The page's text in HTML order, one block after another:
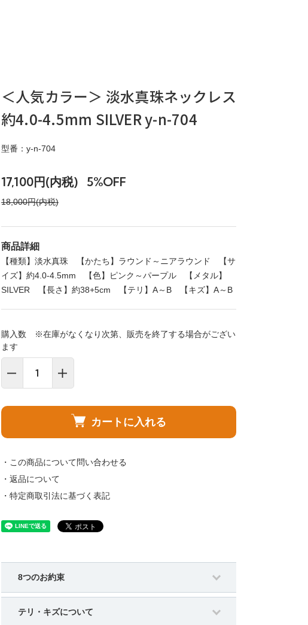
＜人気カラー＞ 淡水真珠ネックレス
約4.0-4.5mm SILVER y-n-704
型番：y-n-704
17,100円(内税) 5%OFF
18,000円(内税)
商品詳細
【種類】淡水真珠 【かたち】ラウンド～ニアラウンド 【サ
イズ】約4.0-4.5mm 【色】ピンク～パープル 【メタル】
SILVER 【長さ】約38+5cm 【テリ】A～B 【キズ】A～B
購入数 ※在庫がなくなり次第、販売を終了する場合がござい
ます
カートに入れる
・この商品について問い合わせる
・返品について
・特定商取引法に基づく表記
8つのお約束
テリ・キズについて